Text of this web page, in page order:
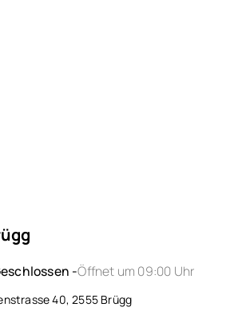
-Öffnet um 09:00 Uhr
40, 2555 Brügg